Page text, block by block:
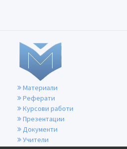
Материали
Реферати
Курсови работи
Презентации
Документи
Учители